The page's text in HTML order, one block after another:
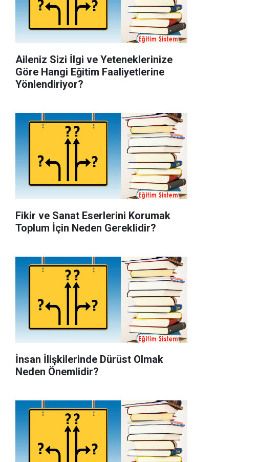
Aileniz Sizi İlgi ve Yeteneklerinize
Göre Hangi Eğitim Faaliyetlerine
Yönlendiriyor?
Fikir ve Sanat Eserlerini Korumak
Toplum İçin Neden Gereklidir?
İnsan İlişkilerinde Dürüst Olmak
Neden Önemlidir?